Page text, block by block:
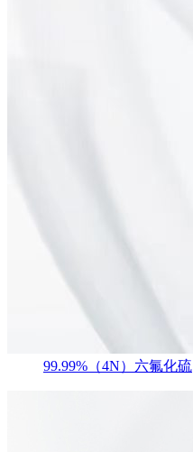
99.99%（4N）六氟化硫